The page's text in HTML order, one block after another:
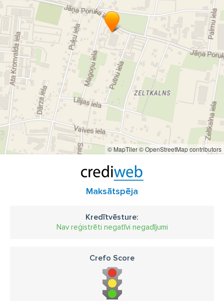
© MapTiler© OpenStreetMap contributors
Maksātspēja
Kredītvēsture:
Nav reģistrēti negatīvi negadījumi
Crefo Score